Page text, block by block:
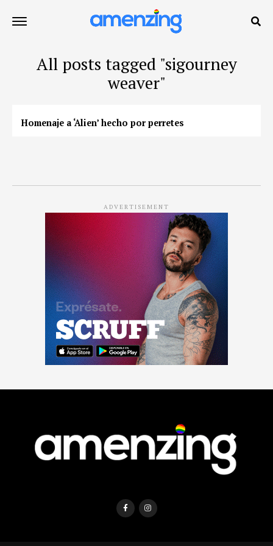
All posts tagged "sigourney
weaver"
Homenaje a ‘Alien’ hecho por perretes
ADVERTISEMENT